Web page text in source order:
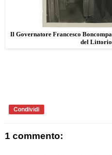
Il Governatore Francesco
del Littorio
Condividi
1 commento: